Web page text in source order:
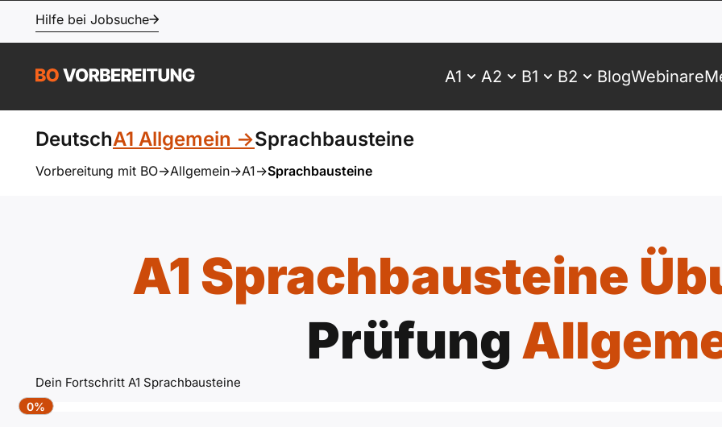
Hilfe bei Jobsuche
A1 A2 B1 B2 BlogWebinare
DeutschA1 Allgemein ->Sprachbausteine
Vorbereitung mit BO->Allgemein->A1->Sprachbausteine
A1 Sprachbausteine
Prüfung
Dein Fortschritt A1 Sprachbausteine
0%